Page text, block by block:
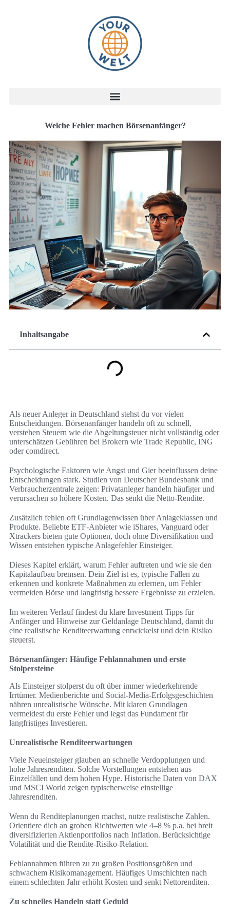
Welche Fehler machen Börsenanfänger?
Inhaltsangabe
Als neuer Anleger in Deutschland stehst du vor vielen
Entscheidungen. Börsenanfänger handeln oft zu schnell,
verstehen Steuern wie die Abgeltungsteuer nicht vollständig oder
unterschätzen Gebühren bei Brokern wie Trade Republic, ING
oder comdirect.
Psychologische Faktoren wie Angst und Gier beeinflussen deine
Entscheidungen stark. Studien von Deutscher Bundesbank und
Verbraucherzentrale zeigen: Privatanleger handeln häufiger und
verursachen so höhere Kosten. Das senkt die Netto-Rendite.
Zusätzlich fehlen oft Grundlagenwissen über Anlageklassen und
Produkte. Beliebte ETF-Anbieter wie iShares, Vanguard oder
Xtrackers bieten gute Optionen, doch ohne Diversifikation und
Wissen entstehen typische Anlagefehler Einsteiger.
Dieses Kapitel erklärt, warum Fehler auftreten und wie sie den
Kapitalaufbau bremsen. Dein Ziel ist es, typische Fallen zu
erkennen und konkrete Maßnahmen zu erlernen, um Fehler
vermeiden Börse und langfristig bessere Ergebnisse zu erzielen.
Im weiteren Verlauf findest du klare Investment Tipps für
Anfänger und Hinweise zur Geldanlage Deutschland, damit du
eine realistische Renditeerwartung entwickelst und dein Risiko
steuerst.
Börsenanfänger: Häufige Fehlannahmen und erste
Stolpersteine
Als Einsteiger stolperst du oft über immer wiederkehrende
Irrtümer. Medienberichte und Social-Media-Erfolgsgeschichten
nähren unrealistische Wünsche. Mit klaren Grundlagen
vermeidest du erste Fehler und legst das Fundament für
langfristiges Investieren.
Unrealistische Renditeerwartungen
Viele Neueinsteiger glauben an schnelle Verdopplungen und
hohe Jahresrenditen. Solche Vorstellungen entstehen aus
Einzelfällen und dem hohen Hype. Historische Daten von DAX
und MSCI World zeigen typischerweise einstellige
Jahresrenditen.
Wenn du Renditeplanungen machst, nutze realistische Zahlen.
Orientiere dich an groben Richtwerten wie 4–8 % p.a. bei breit
diversifizierten Aktienportfolios nach Inflation. Berücksichtige
Volatilität und die Rendite-Risiko-Relation.
Fehlannahmen führen zu zu großen Positionsgrößen und
schwachem Risikomanagement. Häufiges Umschichten nach
einem schlechten Jahr erhöht Kosten und senkt Nettorenditen.
Zu schnelles Handeln statt Geduld